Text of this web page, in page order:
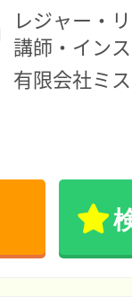
レジャー・
講師・イン
有限会社ミ